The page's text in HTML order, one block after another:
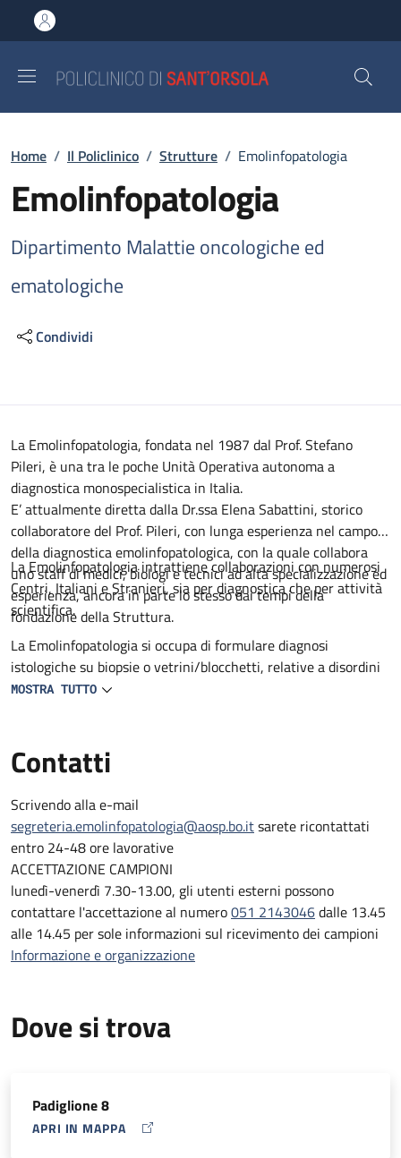
al contenuto principale
to footer content
Briciole di pane
Home / Il Policlinico / Strutture / Emolinfopatologia
Emolinfopatologia
Dipartimento Malattie oncologiche ed
ematologiche
Condividi
Descrizione
La Emolinfopatologia, fondata nel 1987 dal Prof. Stefano
Pileri, è una tra le poche Unità Operativa autonoma a
diagnostica monospecialistica in Italia.
E’ attualmente diretta dalla Dr.ssa Elena Sabattini, storico
collaboratore del Prof. Pileri, con lunga esperienza nel campo
della diagnostica emolinfopatologica, con la quale collabora
uno staff di medici, biologi e tecnici ad alta specializzazione ed
esperienza, ancora in parte lo stesso dai tempi della
fondazione della Struttura.
La Emolinfopatologia intrattiene collaborazioni con numerosi
Centri, Italiani e Stranieri, sia per diagnostica che per attività
scientifica.
La Emolinfopatologia si occupa di formulare diagnosi
istologiche su biopsie o vetrini/blocchetti, relative a disordini
o patologie del sistema emopoietico, linfoide, mieloide o
Policlinico.
Per ottimizzare tempi e gestione delle pratiche,
visollecitiamo a prediligere il contatto
indirizzi segreteria.emolinfopatologia@aosp.bo.it
Saretericontattati entro 1-2 giorni lavorativi
MOSTRA TUTTO
Contatti
Scrivendo alla e-mail
segreteria.emolinfopatologia@aosp.bo.itsarete ricontattati
entro 24-48 ore lavorative
ACCETTAZIONE CAMPIONI
lunedì-venerdì 7.30-13.00, gli utenti esterni possono
contattare l'accettazione al numero051 2143046dalle 13.45
alle 14.45 per sole informazioni sul ricevimento dei campioni
Informazione e organizzazione
Dove si trova
Padiglione 8
APRI IN MAPPA
MAP ICON